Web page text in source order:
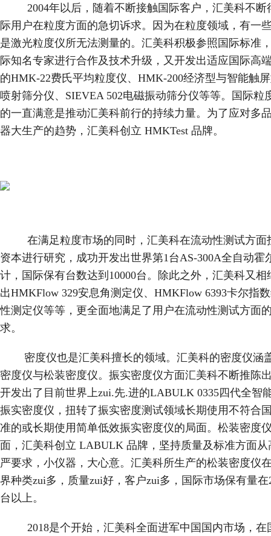
2004年以后，随着不断接触国际客户，汇美科不断
际用户在粒度方面的急切诉求。因为在粒度领域，有一
是激光粒度仪所无法测量的。汇美科积极参照国际标准
际知名专家进行合作及技术升级，又开发出适应国际高
的HMK-22费氏平均粒度仪、HMK-200经济型与智能触
喷射筛分仪、SIEVEA 502电磁振动筛分仪等等。国际粒
的一直满意是推动汇美科前行的持续力量。为了应对多
器大生产的趋势，汇美科创立 HMKTest 品牌。
在满足粒度市场的同时，汇美科在流动性测试方面
资本进行研究，成功开发出世界第1台AS-300A全自动霍
计，国际保有台数达到10000台。除此之外，汇美科又相
出HMKFlow 329安息角测定仪、HMKFlow 6393卡尔指
性测定仪等等，更全面地满足了用户在流动性测试方面
求。
密度仪也是汇美科擅长的领域。汇美科的密度仪涵
密度仪与松装密度仪。振实密度仪方面汇美科不断推陈
开发出了目前世界上zui.先.进的LABULK 0335四代全智
振实密度仪，扭转了振实密度测试领域长期使用不符合
准的或长期使用简单低效振实密度仪的局面。松装密度
面，汇美科创立 LABULK 品牌，坚持质量及标准方面从
严要求，小仪器，大心意。汇美科所生产的松装密度仪
界种类zui多，质量zui好，客户zui多，国际市场保有量在
台以上。
2018是个开始，汇美科全面进军中国国内市场，在